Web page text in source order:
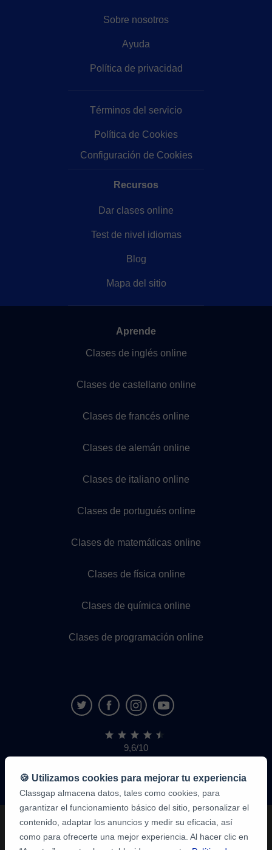
Sobre nosotros
Ayuda
Política de privacidad
Términos del servicio
Política de Cookies
Configuración de Cookies
Recursos
Dar clases online
Test de nivel idiomas
Blog
Mapa del sitio
Aprende
Clases de inglés online
Clases de castellano online
Clases de francés online
Clases de alemán online
Clases de italiano online
Clases de portugués online
Clases de matemáticas online
Clases de física online
Clases de química online
Clases de programación online
9,6/10
1,339,284
de
alumnos
🍪 Utilizamos cookies para mejorar tu experiencia
Classgap almacena datos, tales como cookies, para
garantizar el funcionamiento básico del sitio, personalizar el
contenido, adaptar los anuncios y medir su eficacia, así
como para ofrecerte una mejor experiencia. Al hacer clic en